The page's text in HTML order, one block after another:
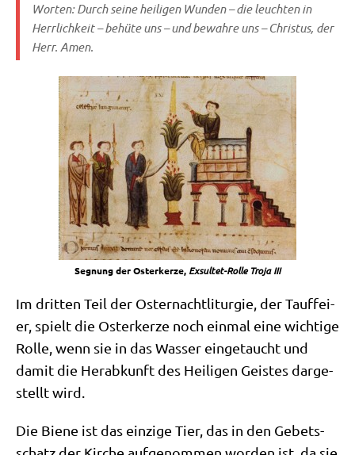
Wor­ten: Durch sei­ne hei­li­gen Wun­den – die leuch­ten in
Herr­lich­keit – behü­te uns – und bewah­re uns – Chri­stus, der
Herr. Amen.
Seg­nung der Oster­ker­ze, Exsul­tet-Rol­le Tro­ja III
Im drit­ten Teil der Oster­nacht­lit­ur­gie, der Tauf­fei­
er, spielt die Oster­ker­ze noch ein­mal eine wich­ti­ge
Rol­le, wenn sie in das Was­ser ein­ge­taucht und
damit die Her­ab­kunft des Hei­li­gen Gei­stes dar­ge­
stellt wird.
Die Bie­ne ist das ein­zi­ge Tier, das in den Gebets­